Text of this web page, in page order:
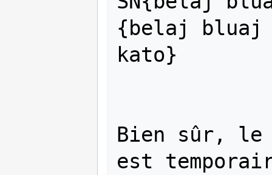
{belaj bluaj
kato}
Bien sûr, le
est